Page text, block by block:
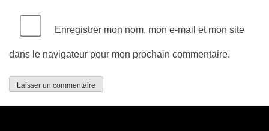
Enregistrer mon nom, mon e-mail et mon site
dans le navigateur pour mon prochain commentaire.